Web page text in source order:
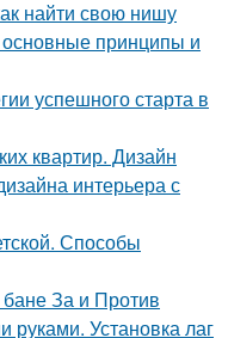
найти свою нишу
принципы и
успешного старта в
квартир. Дизайн
интерьера с
Способы
За и Против
руками. Установка лаг